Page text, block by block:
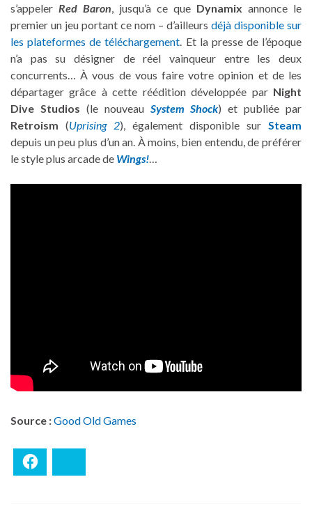
s’appeler Red Baron , jusqu’à ce que Dynamix annonce le
premier un jeu portant ce nom – d’ailleurs déjà disponible sur
les plateformes de téléchargement . Et la presse de l’époque
n’a pas su désigner de réel vainqueur entre les deux
concurrents… À vous de vous faire votre opinion et de les
départager grâce à cette réédition développée par Night
Dive Studios (le nouveau System Shock) et publiée par
Retroism (Uprising 2), également disponible sur Steam
depuis un peu plus d’un an. À moins, bien entendu, de préférer
le style plus arcade de Wings!
Source :Good Old Games